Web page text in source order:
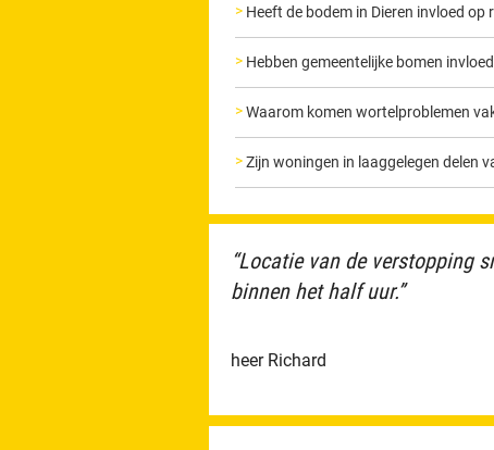
Heeft de bodem in Dieren invloed op
Hebben gemeentelijke bomen
Waarom komen wortelproblemen
Zijn woningen in laaggelegen delen
“Locatie van de verstopping
binnen het half uur.”
heer Richard